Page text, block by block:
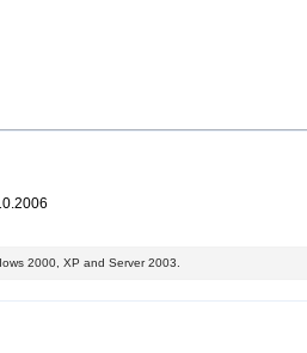
2000, XP and Server 2003.